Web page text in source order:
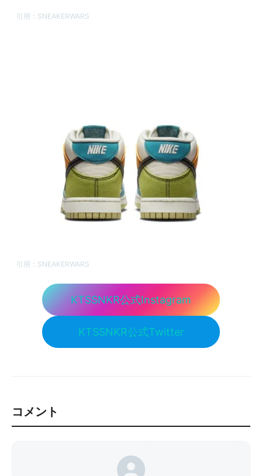
引用： SNEAKERWARS
引用： SNEAKERWARS
KTSSNKR公式Instagram
KTSSNKR公式Twitter
コメント